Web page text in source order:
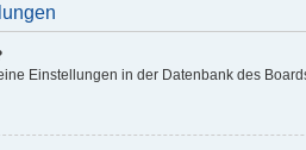
Einstellungen in der Datenbank des